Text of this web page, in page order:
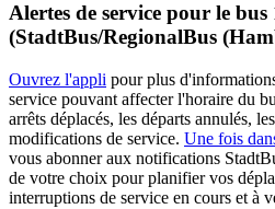
Alertes de service pour le bus
(StadtBus/RegionalBus
Ouvrez l'appli pour plus
service pouvant affecter l'horaire du
arrêts déplacés, les départs annulés,
modifications de service. Une fois
vous abonner aux notifications
de votre choix pour planifier vos
interruptions de service en cours et à